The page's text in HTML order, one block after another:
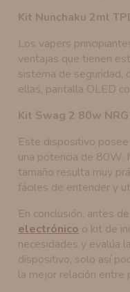
Kit Nunchaku 2ml
Los vapers
ventajas que tienen
sistema de seguridad,
ellas, pantalla OLED
Kit Swag 2 80w
Este dispositivo
una potencia de 80W.
tamaño resulta muy
fáciles de entender y
En conclusión, antes
electrónico o kit de
necesidades y evalúa
dispositivo, solo así
la mejor relación entre